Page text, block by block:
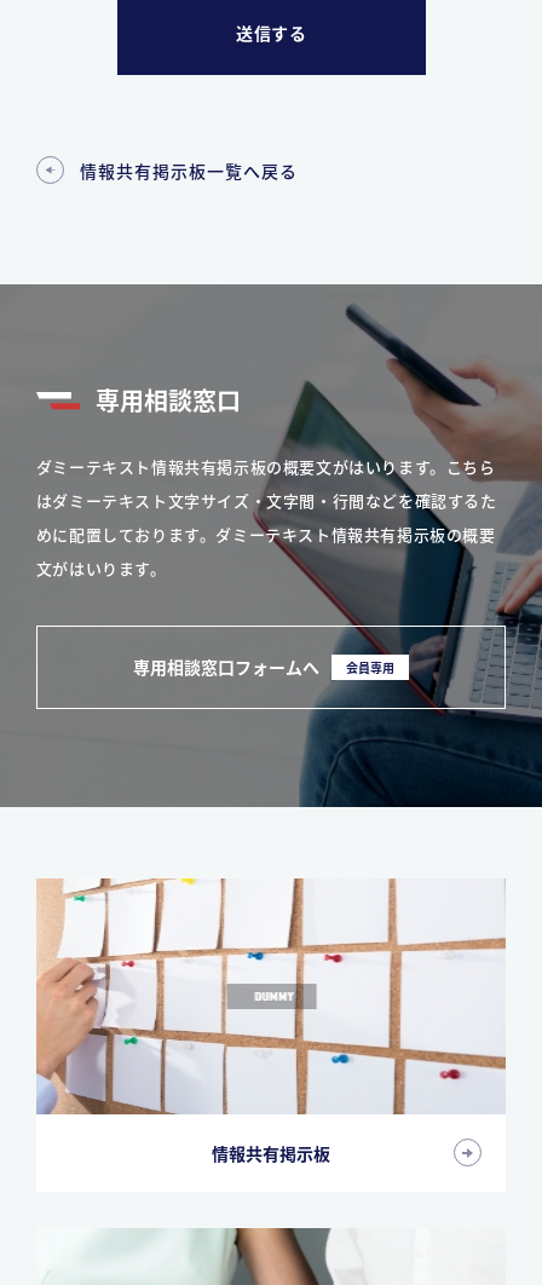
情報共有掲示板一覧へ戻る
専用相談窓口
ダミーテキスト情報共有掲示板の概要文がはいります。こちら
はダミーテキスト文字サイズ・文字間・行間などを確認するた
めに配置しております。ダミーテキスト情報共有掲示板の概要
文がはいります。
専用相談窓口フォームへ 会員専用
情報共有掲示板